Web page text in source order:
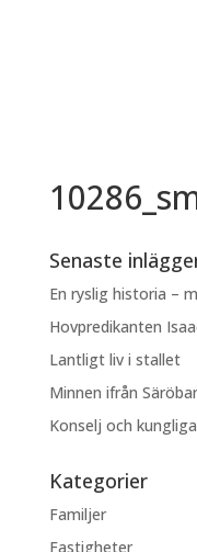
Senaste
En ryslig historia –
Hovpredikanten
Lantligt liv i stallet
Minnen ifrån
Konselj och
Kategorier
Familjer
Fastigheter